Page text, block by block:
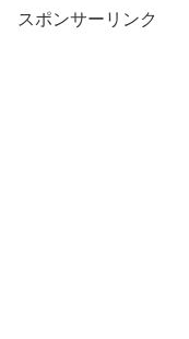
スポンサーリンク